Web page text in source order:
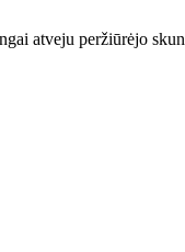
atveju peržiūrėjo